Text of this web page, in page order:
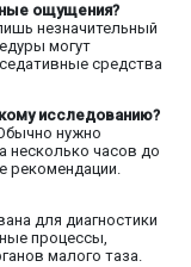
ощущения?
незначительный
могут
средства
исследованию?
нужно
несколько часов до
рекомендации.
для диагностики
процессы,
малого таза.